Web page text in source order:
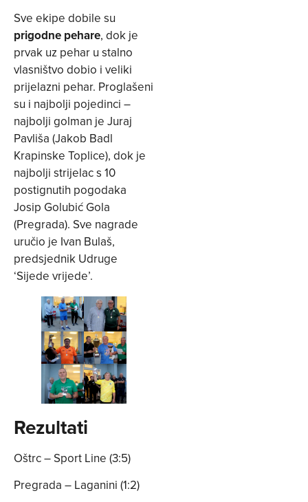
Sve ekipe dobile su
prigodne pehare, dok je
prvak uz pehar u stalno
vlasništvo dobio i veliki
prijelazni pehar. Proglašeni
su i najbolji pojedinci –
najbolji golman je Juraj
Pavliša (Jakob Badl
Krapinske Toplice), dok je
najbolji strijelac s 10
postignutih pogodaka
Josip Golubić Gola
(Pregrada). Sve nagrade
uručio je Ivan Bulaš,
predsjednik Udruge
‘Sijede vrijede’.
Rezultati
Oštrc – Sport Line (3:5)
Pregrada – Laganini (1:2)